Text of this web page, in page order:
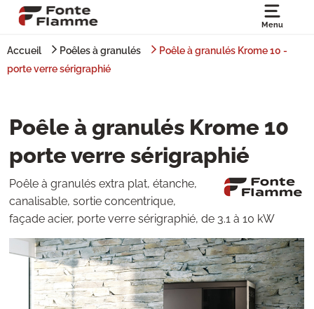
Menu
Accueil Poêles à granulés
Poêle à granulés Krome 10 -
porte verre sérigraphié
Poêle à granulés Krome 10
porte verre sérigraphié
Poêle à granulés extra plat, étanche,
canalisable, sortie concentrique,
façade acier, porte verre sérigraphié, de 3.1 à 10 kW